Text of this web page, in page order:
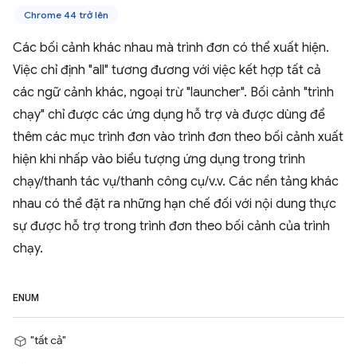
Chrome 44 trở lên
Các bối cảnh khác nhau mà trình đơn có thể xuất hiện.
Việc chỉ định "all" tương đương với việc kết hợp tất cả
các ngữ cảnh khác, ngoại trừ "launcher". Bối cảnh "trình
chạy" chỉ được các ứng dụng hỗ trợ và được dùng để
thêm các mục trình đơn vào trình đơn theo bối cảnh xuất
hiện khi nhấp vào biểu tượng ứng dụng trong trình
chạy/thanh tác vụ/thanh công cụ/v.v. Các nền tảng khác
nhau có thể đặt ra những hạn chế đối với nội dung thực
sự được hỗ trợ trong trình đơn theo bối cảnh của trình
chạy.
ENUM
"tất cả"